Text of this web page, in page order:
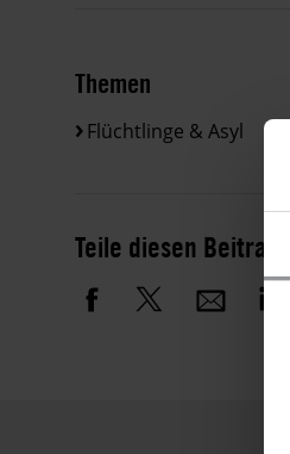
Themen
Flüchtlinge & Asyl
Teile diesen Beitrag